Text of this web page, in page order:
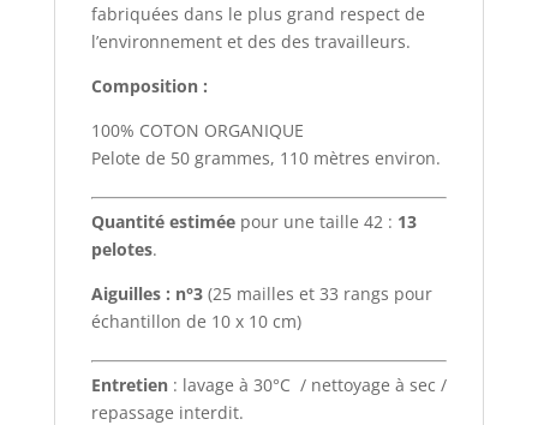
fabriquées dans le plus grand respect de
l’environnement et des des travailleurs.
Composition :
100% COTON ORGANIQUE
Pelote de 50 grammes, 110 mètres environ.
Quantité estiméepour une taille 42 : 13
pelotes.
Aiguilles : n°3(25 mailles et 33 rangs pour
échantillon de 10 x 10 cm)
Entretien: lavage à 30°C / nettoyage à sec /
repassage interdit.